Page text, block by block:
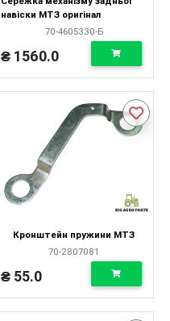
навіски МТЗ оригінал
70-4605330-Б
₴ 1560.0
Кронштейн пружини МТЗ
70-2807081
₴ 55.0